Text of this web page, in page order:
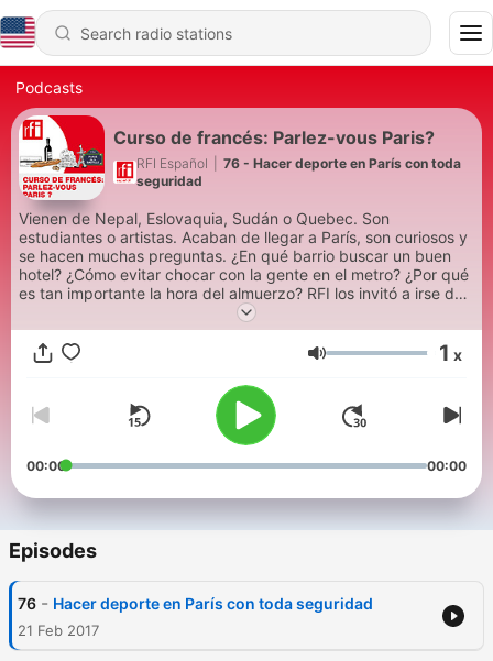
Podcasts
Curso de francés: Parlez-vous Paris?
RFI Español
76 - Hacer deporte en París con toda
seguridad
Vienen de Nepal, Eslovaquia, Sudán o Quebec. Son
estudiantes o artistas. Acaban de llegar a París, son curiosos y
se hacen muchas preguntas. ¿En qué barrio buscar un buen
hotel? ¿Cómo evitar chocar con la gente en el metro? ¿Por qué
es tan importante la hora del almuerzo? RFI los invitó a irse de
reportaje para encontrarse con parisinos que puedan contestar
sus preguntas. Conocieron a un bodeguero en République, un
urbanista en la Torre Eiffel, un camarero en la calle
Mouffetard… Visitaron las Catacumbas, la pista de skate de
París, la Iglesia de San Eustaquio… Siga al guía en estos 26
reportajes bilingües con “Parlez-vous Paris?”, una auténtica
visita para descifrar la capital francesa, su lenguaje, sus
códigos y su cultura, y para descubrir la vida de los parisinos.
Cada sábado y domingo en los programas en español, a partir
Volume 1 x
00:00 00:00
Episodes
76 - Hacer deporte en París con toda seguridad
21 Feb 2017